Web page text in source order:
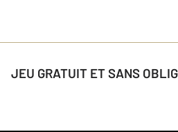
JEU GRATUIT ET SANS